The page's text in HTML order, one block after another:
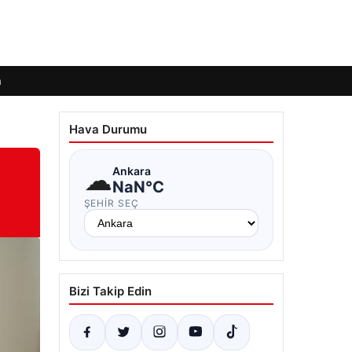
Hava Durumu
☁Ankara
NaN°C
ŞEHIR SEÇ
Bizi Takip Edin